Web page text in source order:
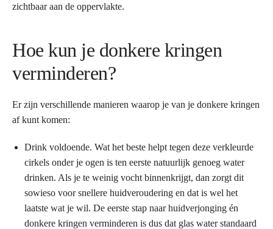
zichtbaar aan de oppervlakte.
Hoe kun je donkere kringen
verminderen?
Er zijn verschillende manieren waarop je van je donkere kringen
af kunt komen:
Drink voldoende. Wat het beste helpt tegen deze verkleurde
cirkels onder je ogen is ten eerste natuurlijk genoeg water
drinken. Als je te weinig vocht binnenkrijgt, dan zorgt dit
sowieso voor snellere huidveroudering en dat is wel het
laatste wat je wil. De eerste stap naar huidverjonging én
donkere kringen verminderen is dus dat glas water standaard